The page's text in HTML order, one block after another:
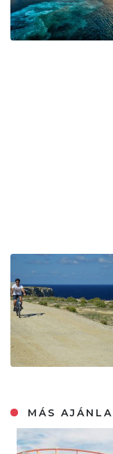
MÁS